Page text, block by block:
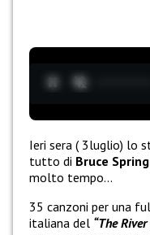
Ieri sera ( 3luglio) lo
tutto di Bruce
molto tempo…
35 canzoni per una
italiana del “The River